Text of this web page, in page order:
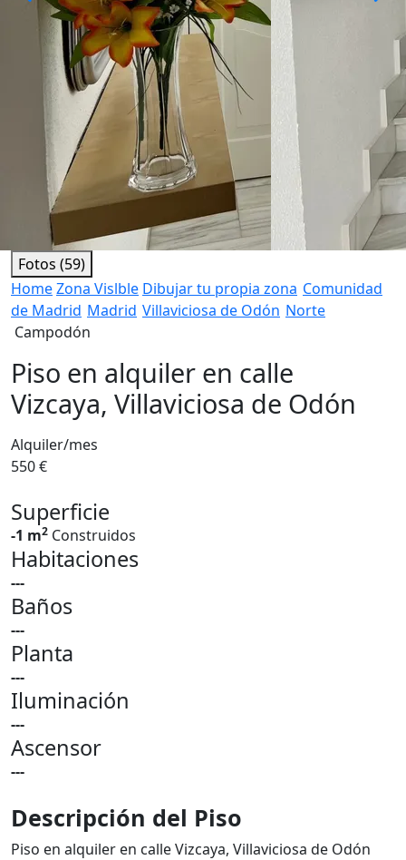
Fotos (59)
HomeZona Vislble Dibujar tu propia zona Comunidad
de Madrid Madrid Villaviciosa de Odón Norte
Campodón
Piso en alquiler en calle
Vizcaya, Villaviciosa de Odón
Alquiler/mes
550 €
Superficie
-1 m2 Construidos
Habitaciones
---
Baños
---
Planta
---
Iluminación
---
Ascensor
---
Descripción del Piso
Piso en alquiler en calle Vizcaya, Villaviciosa de Odón